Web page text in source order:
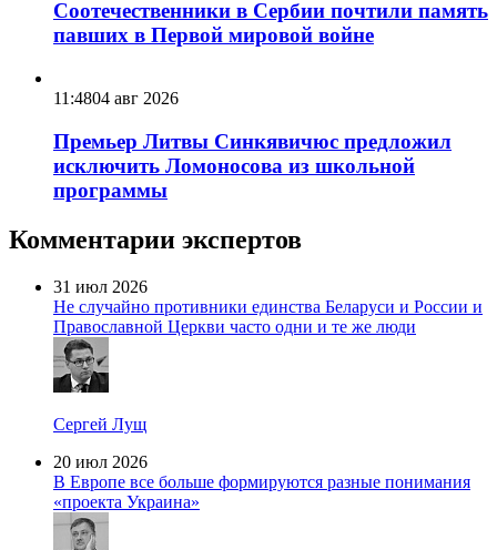
Соотечественники в Сербии почтили память
павших в Первой мировой войне
11:4804 авг 2026
Премьер Литвы Синкявичюс предложил
исключить Ломоносова из школьной
программы
Комментарии экспертов
31 июл 2026
Не случайно противники единства Беларуси и России и
Православной Церкви часто одни и те же люди
Сергей Лущ
20 июл 2026
В Европе все больше формируются разные понимания
«проекта Украина»